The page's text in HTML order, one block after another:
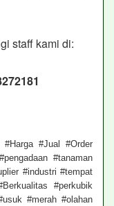
staff kami di:
#Jual #Order
#tanaman
#industri #tempat
#perkubik
#merah #olahan